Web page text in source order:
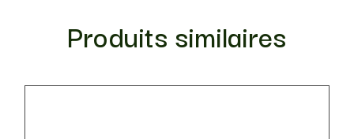
Produits similaires